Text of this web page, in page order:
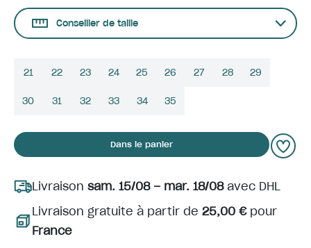
Conseiller de taille
21 22 23 24 25 26 27 28 29
30 31 32 33 34 35
Dans le panier
Livraison sam. 15/08 – mar. 18/08avec DHL
Livraison gratuite à partir de 25,00 €pour
France